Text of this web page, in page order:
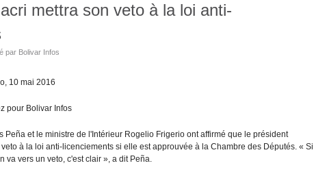
mettra son veto à la loi anti-
par Bolivar Infos
10 mai 2016
pour Bolivar Infos
Peña et le ministre de l'Intérieur Rogelio Frigerio ont affirmé que le président
à la loi anti-licenciements si elle est approuvée à la Chambre des Députés. « Si
va vers un veto, c'est clair », a dit Peña.